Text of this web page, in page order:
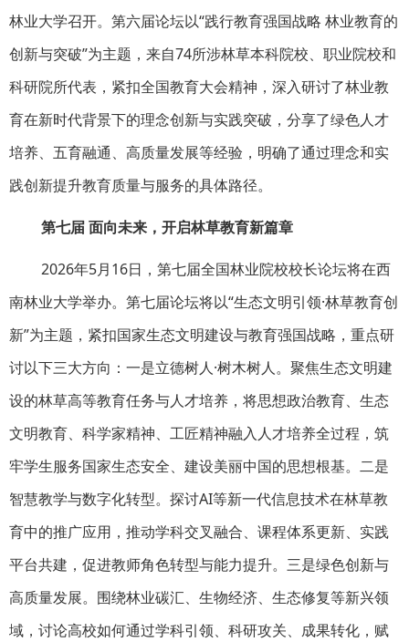
林业大学召开。第六届论坛以“践行教育强国战略 林业教育的
创新与突破”为主题，来自74所涉林草本科院校、职业院校和
科研院所代表，紧扣全国教育大会精神，深入研讨了林业教
育在新时代背景下的理念创新与实践突破，分享了绿色人才
培养、五育融通、高质量发展等经验，明确了通过理念和实
践创新提升教育质量与服务的具体路径。
第七届 面向未来，开启林草教育新篇章
2026年5月16日，第七届全国林业院校校长论坛将在西
南林业大学举办。第七届论坛将以“生态文明引领·林草教育创
新”为主题，紧扣国家生态文明建设与教育强国战略，重点研
讨以下三大方向：一是立德树人·树木树人。聚焦生态文明建
设的林草高等教育任务与人才培养，将思想政治教育、生态
文明教育、科学家精神、工匠精神融入人才培养全过程，筑
牢学生服务国家生态安全、建设美丽中国的思想根基。二是
智慧教学与数字化转型。探讨AI等新一代信息技术在林草教
育中的推广应用，推动学科交叉融合、课程体系更新、实践
平台共建，促进教师角色转型与能力提升。三是绿色创新与
高质量发展。围绕林业碳汇、生物经济、生态修复等新兴领
域，讨论高校如何通过学科引领、科研攻关、成果转化，赋